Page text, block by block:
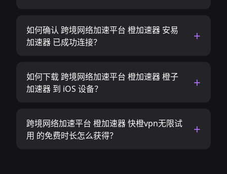
如何确认 跨境网络加速平台 橙加速器 安易
加速器 已成功连接？
如何下载 跨境网络加速平台 橙加速器 橙子
加速器 到 iOS 设备？
跨境网络加速平台 橙加速器 快橙vpn无限试
用 的免费时长怎么获得？